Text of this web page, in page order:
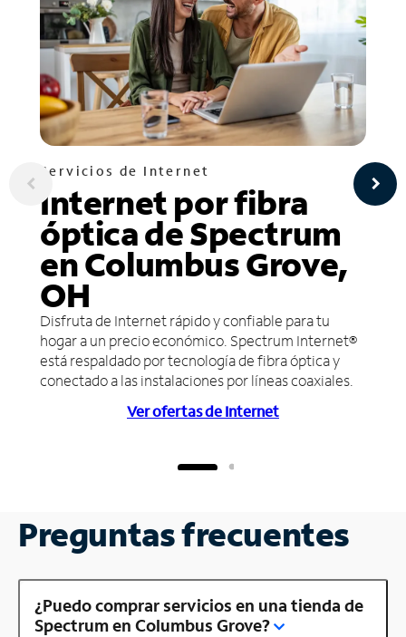
Servicios de Internet
Internet por fibra
óptica de Spectrum
en Columbus Grove,
OH
Disfruta de Internet rápido y confiable para tu
hogar a un precio económico. Spectrum Internet®
está respaldado por tecnología de fibra óptica y
conectado a las instalaciones por líneas coaxiales.
Ver ofertas de Internet
Preguntas frecuentes
¿Puedo comprar servicios en una tienda de
Spectrum en Columbus Grove?